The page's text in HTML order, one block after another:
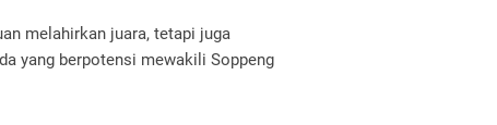
melahirkan juara, tetapi juga
yang berpotensi mewakili Soppeng